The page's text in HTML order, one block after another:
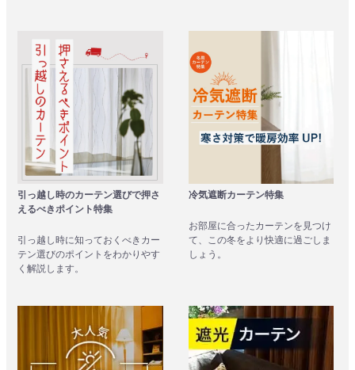
引っ越し時のカーテン選びで押さ
えるべきポイント特集
引っ越し時に知っておくべきカー
テン選びのポイントをわかりやす
く解説します。
冷気遮断カーテン特集
お部屋に合ったカーテンを見つけ
て、この冬をより快適に過ごしま
しょう。